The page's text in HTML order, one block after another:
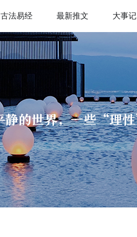
古法易经 最新推文 大事记